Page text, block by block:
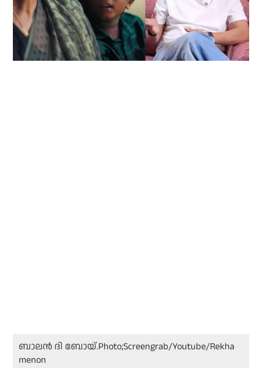
ബാലൻ ദി ബോയ്.Photo;Screengrab/Youtube/Rekha
menon